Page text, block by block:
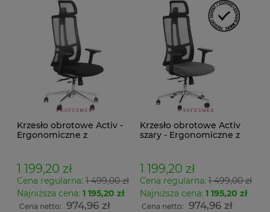
Krzesło obrotowe Activ -
Ergonomiczne z
| Zgodne z nową
dyrektywą UE 2025!
1 199,20 zł
Cena regularna: 1 499,00 zł
Najniższa cena: 1 195,20 zł
Cena netto: 974,96 zł
Krzesło obrotowe Activ
szary - Ergonomiczne z
| Zgodne z nową
dyrektywą UE 2024!
1 199,20 zł
Cena regularna:1 499,00 zł
Najniższa cena: 1 195,20 zł
Cena netto: 974,96 zł